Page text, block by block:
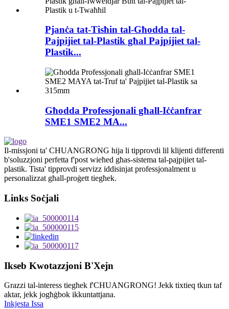
Pjanċa tat-Tisħin tal-Għodda tal-
Pajpijiet tal-Plastik għal Pajpijiet tal-
Plastik...
Għodda Professjonali għall-Iċċanfrar
SME1 SME2 MA...
Il-missjoni ta' CHUANGRONG hija li tipprovdi lil klijenti differenti
b'soluzzjoni perfetta f'post wieħed għas-sistema tal-pajpijiet tal-
plastik. Tista' tipprovdi servizz iddisinjat professjonalment u
personalizzat għall-proġett tiegħek.
Links Soċjali
Ikseb Kwotazzjoni B'Xejn
Grazzi tal-interess tiegħek f'CHUANGRONG! Jekk tixtieq tkun taf
aktar, jekk jogħġbok ikkuntattjana.
Inkjesta Issa